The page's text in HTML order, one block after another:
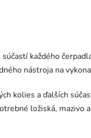
každého
nástroja na
kolies a ďalších
ložiská, mazivo